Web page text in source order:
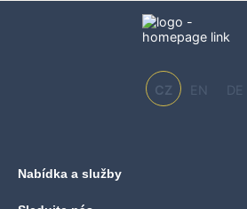
CZ EN DE
Nabídka a služby